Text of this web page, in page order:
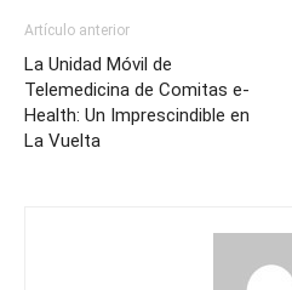
Artículo anterior
La Unidad Móvil de
Telemedicina de Comitas e-
Health: Un Imprescindible en
La Vuelta